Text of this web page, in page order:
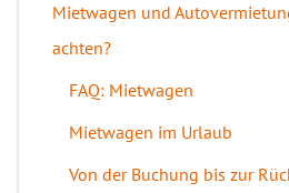
Mietwagen und
achten?
FAQ: Mietwagen
Mietwagen im Urlaub
Von der Buchung bis zur